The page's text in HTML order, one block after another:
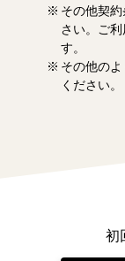
その他契
さい。ご
す。
その他のよ
ください。
初